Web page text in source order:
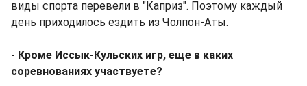
виды спорта перевели в "Каприз". Поэтому каждый
день приходилось ездить из Чолпон-Аты.
- Кроме Иссык-Кульских игр, еще в каких
соревнованиях участвуете?